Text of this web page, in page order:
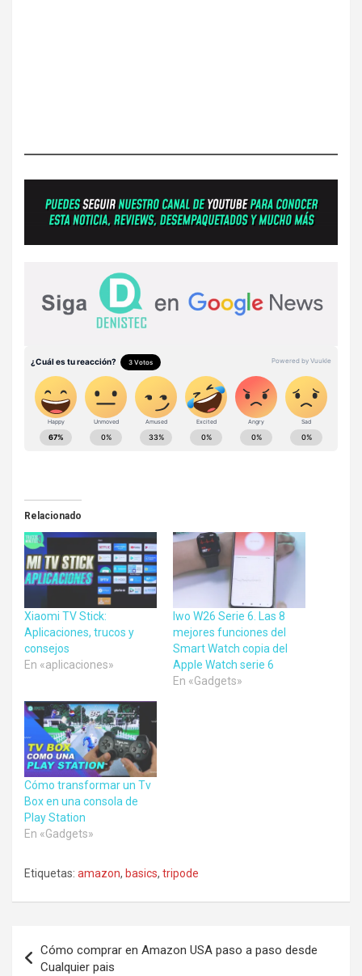
Relacionado
Xiaomi TV Stick:
Aplicaciones, trucos y
consejos
En «aplicaciones»
Iwo W26 Serie 6. Las 8
mejores funciones del
Smart Watch copia del
Apple Watch serie 6
En «Gadgets»
Cómo transformar un Tv
Box en una consola de
Play Station
En «Gadgets»
Etiquetas: amazon, basics, tripode
de
Cómo comprar en Amazon USA paso a paso desde
Cualquier pais